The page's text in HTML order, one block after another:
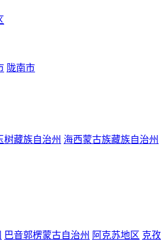
陇南市
树藏族自治州 海西蒙古族藏族自治州
巴音郭楞蒙古自治州 阿克苏地区 克